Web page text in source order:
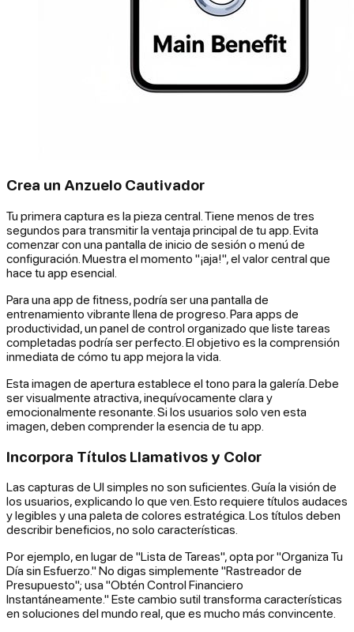
Crea un Anzuelo Cautivador
Tu primera captura es la pieza central. Tiene menos de tres
segundos para transmitir la ventaja principal de tu app. Evita
comenzar con una pantalla de inicio de sesión o menú de
configuración. Muestra el momento "¡aja!", el valor central que
hace tu app esencial.
Para una app de fitness, podría ser una pantalla de
entrenamiento vibrante llena de progreso. Para apps de
productividad, un panel de control organizado que liste tareas
completadas podría ser perfecto. El objetivo es la comprensión
inmediata de cómo tu app mejora la vida.
Esta imagen de apertura establece el tono para la galería. Debe
ser visualmente atractiva, inequívocamente clara y
emocionalmente resonante. Si los usuarios solo ven esta
imagen, deben comprender la esencia de tu app.
Incorpora Títulos Llamativos y Color
Las capturas de UI simples no son suficientes. Guía la visión de
los usuarios, explicando lo que ven. Esto requiere títulos audaces
y legibles y una paleta de colores estratégica. Los títulos deben
describir beneficios, no solo características.
Por ejemplo, en lugar de "Lista de Tareas", opta por "Organiza Tu
Día sin Esfuerzo." No digas simplemente "Rastreador de
Presupuesto"; usa "Obtén Control Financiero
Instantáneamente." Este cambio sutil transforma características
en soluciones del mundo real, que es mucho más convincente.